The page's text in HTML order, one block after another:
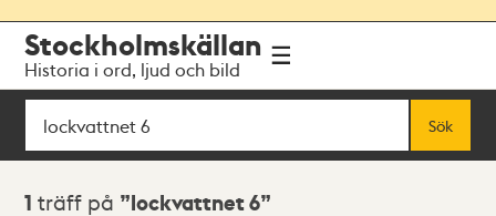
navigationen
huvudinnehållet
Stockholmskällan
Historia i ord, ljud och bild
Sök
Sök
Sökresultat
1 träff på lockvattnet 6